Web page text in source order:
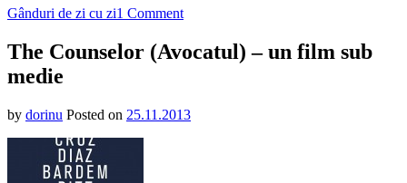
Gânduri de zi cu zi1 Commenton
Counselor
(Avocatul)
film
sub
The Counselor (Avocatul) – un film sub
medie
by dorinu Posted on 25.11.2013